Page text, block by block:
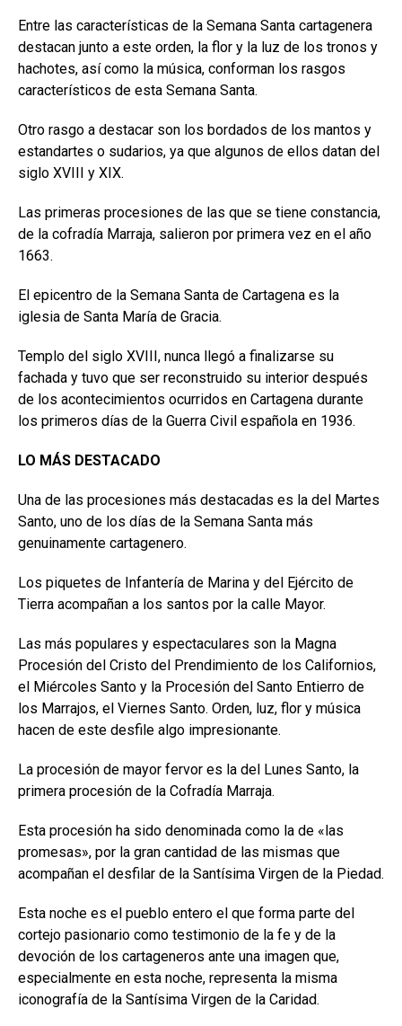
Entre las características de la Semana Santa cartagenera
destacan junto a este orden, la flor y la luz de los tronos y
hachotes, así como la música, conforman los rasgos
característicos de esta Semana Santa.
Otro rasgo a destacar son los bordados de los mantos y
estandartes o sudarios, ya que algunos de ellos datan del
siglo XVIII y XIX.
Las primeras procesiones de las que se tiene constancia,
de la cofradía Marraja, salieron por primera vez en el año
1663.
El epicentro de la Semana Santa de Cartagena es la
iglesia de Santa María de Gracia.
Templo del siglo XVIII, nunca llegó a finalizarse su
fachada y tuvo que ser reconstruido su interior después
de los acontecimientos ocurridos en Cartagena durante
los primeros días de la Guerra Civil española en 1936.
LO MÁS DESTACADO
Una de las procesiones más destacadas es la del Martes
Santo, uno de los días de la Semana Santa más
genuinamente cartagenero.
Los piquetes de Infantería de Marina y del Ejército de
Tierra acompañan a los santos por la calle Mayor.
Las más populares y espectaculares son la Magna
Procesión del Cristo del Prendimiento de los Californios,
el Miércoles Santo y la Procesión del Santo Entierro de
los Marrajos, el Viernes Santo. Orden, luz, flor y música
hacen de este desfile algo impresionante.
La procesión de mayor fervor es la del Lunes Santo, la
primera procesión de la Cofradía Marraja.
Esta procesión ha sido denominada como la de «las
promesas», por la gran cantidad de las mismas que
acompañan el desfilar de la Santísima Virgen de la Piedad.
Esta noche es el pueblo entero el que forma parte del
cortejo pasionario como testimonio de la fe y de la
devoción de los cartageneros ante una imagen que,
especialmente en esta noche, representa la misma
iconografía de la Santísima Virgen de la Caridad.